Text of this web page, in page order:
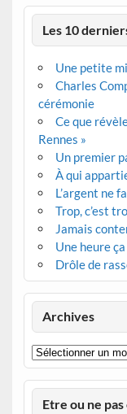
Les 10
Une petite
Charles
cérémonie
Ce que
Rennes »
Un premier
À qui
L’argent ne
Trop, c’est
Jamais
Une heure
Drôle de
Archives
Archives
Etre ou ne